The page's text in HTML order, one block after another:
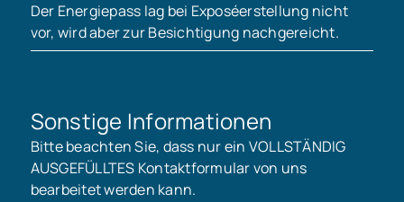
Der Energiepass lag bei Exposéerstellung nicht
vor, wird aber zur Besichtigung nachgereicht.
Sonstige Informationen
Bitte beachten Sie, dass nur ein VOLLSTÄNDIG
AUSGEFÜLLTES Kontaktformular von uns
bearbeitet werden kann.